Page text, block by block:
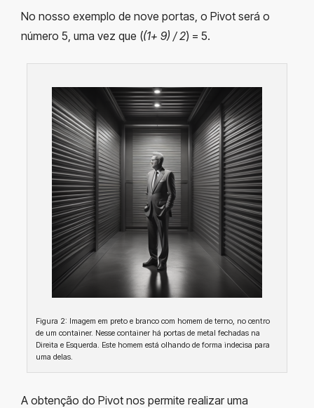
No nosso exemplo de nove portas, o Pivot será o
número 5, uma vez que ((1+ 9) / 2) = 5.
Figura 2: Imagem em preto e branco com homem de terno, no centro
de um container. Nesse container há portas de metal fechadas na
Direita e Esquerda. Este homem está olhando de forma indecisa para
uma delas.
A obtenção do Pivot nos permite realizar uma